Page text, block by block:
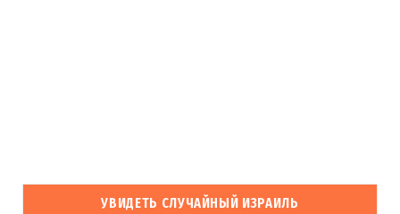
УВИДЕТЬ СЛУЧАЙНЫЙ ИЗРАИЛЬ